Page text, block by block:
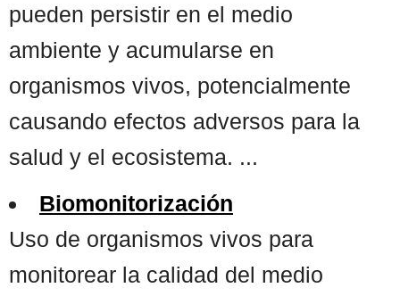
pueden persistir en el medio
ambiente y acumularse en
organismos vivos, potencialmente
causando efectos adversos para la
salud y el ecosistema. ...
Biomonitorización
Uso de organismos vivos para
monitorear la calidad del medio